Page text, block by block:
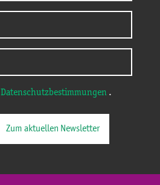
Datenschutzbestimmungen .
Zum aktuellen Newsletter